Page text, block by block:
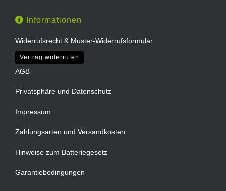
Informationen
Widerrufsrecht & Muster-Widerrufsformular
Vertrag widerrufen
AGB
Privatsphäre und Datenschutz
Impressum
Zahlungsarten und Versandkosten
Hinweise zum Batteriegesetz
Garantiebedingungen